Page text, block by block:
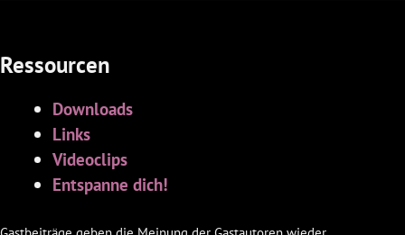
Ressourcen
Downloads
Links
Videoclips
Entspanne dich!